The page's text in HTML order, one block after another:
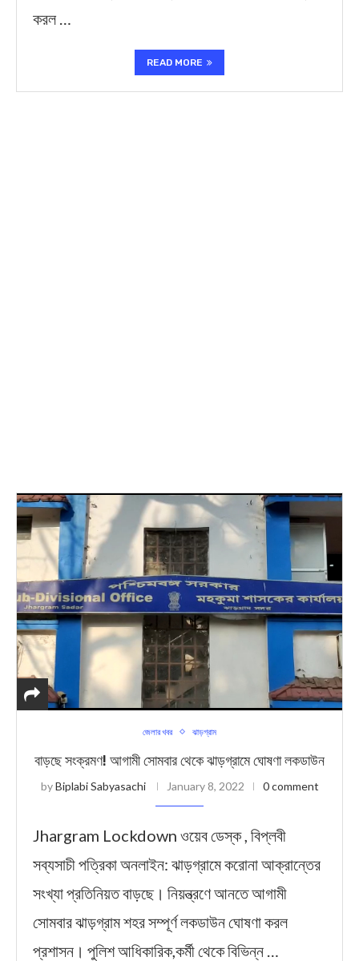
করল …
READ MORE
জেলার খবর ঝাড়গ্রাম
বাড়ছে সংক্রমণ! আগামী সোমবার থেকে ঝাড়গ্রামে ঘোষণা লকডাউন
byBiplabi Sabyasachi January 8, 2022 0 comment
Jhargram Lockdown ওয়েব ডেস্ক , বিপ্লবী
সব্যসাচী পত্রিকা অনলাইন: ঝাড়গ্রামে করোনা আক্রান্তের
সংখ্যা প্রতিনিয়ত বাড়ছে। নিয়ন্ত্রণে আনতে আগামী
সোমবার ঝাড়গ্রাম শহর সম্পূর্ণ লকডাউন ঘোষণা করল
প্রশাসন। পুলিশ আধিকারিক,কর্মী থেকে বিভিন্ন …